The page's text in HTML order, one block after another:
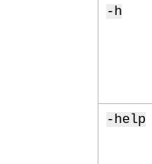
-h
-help